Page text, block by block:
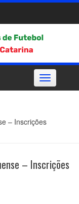
Toggle
navigation
– Inscrições
– Inscrições